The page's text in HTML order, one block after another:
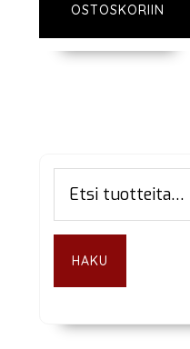
OSTOSKORIIN
Ensisijainen
sivupalkki
HAKU